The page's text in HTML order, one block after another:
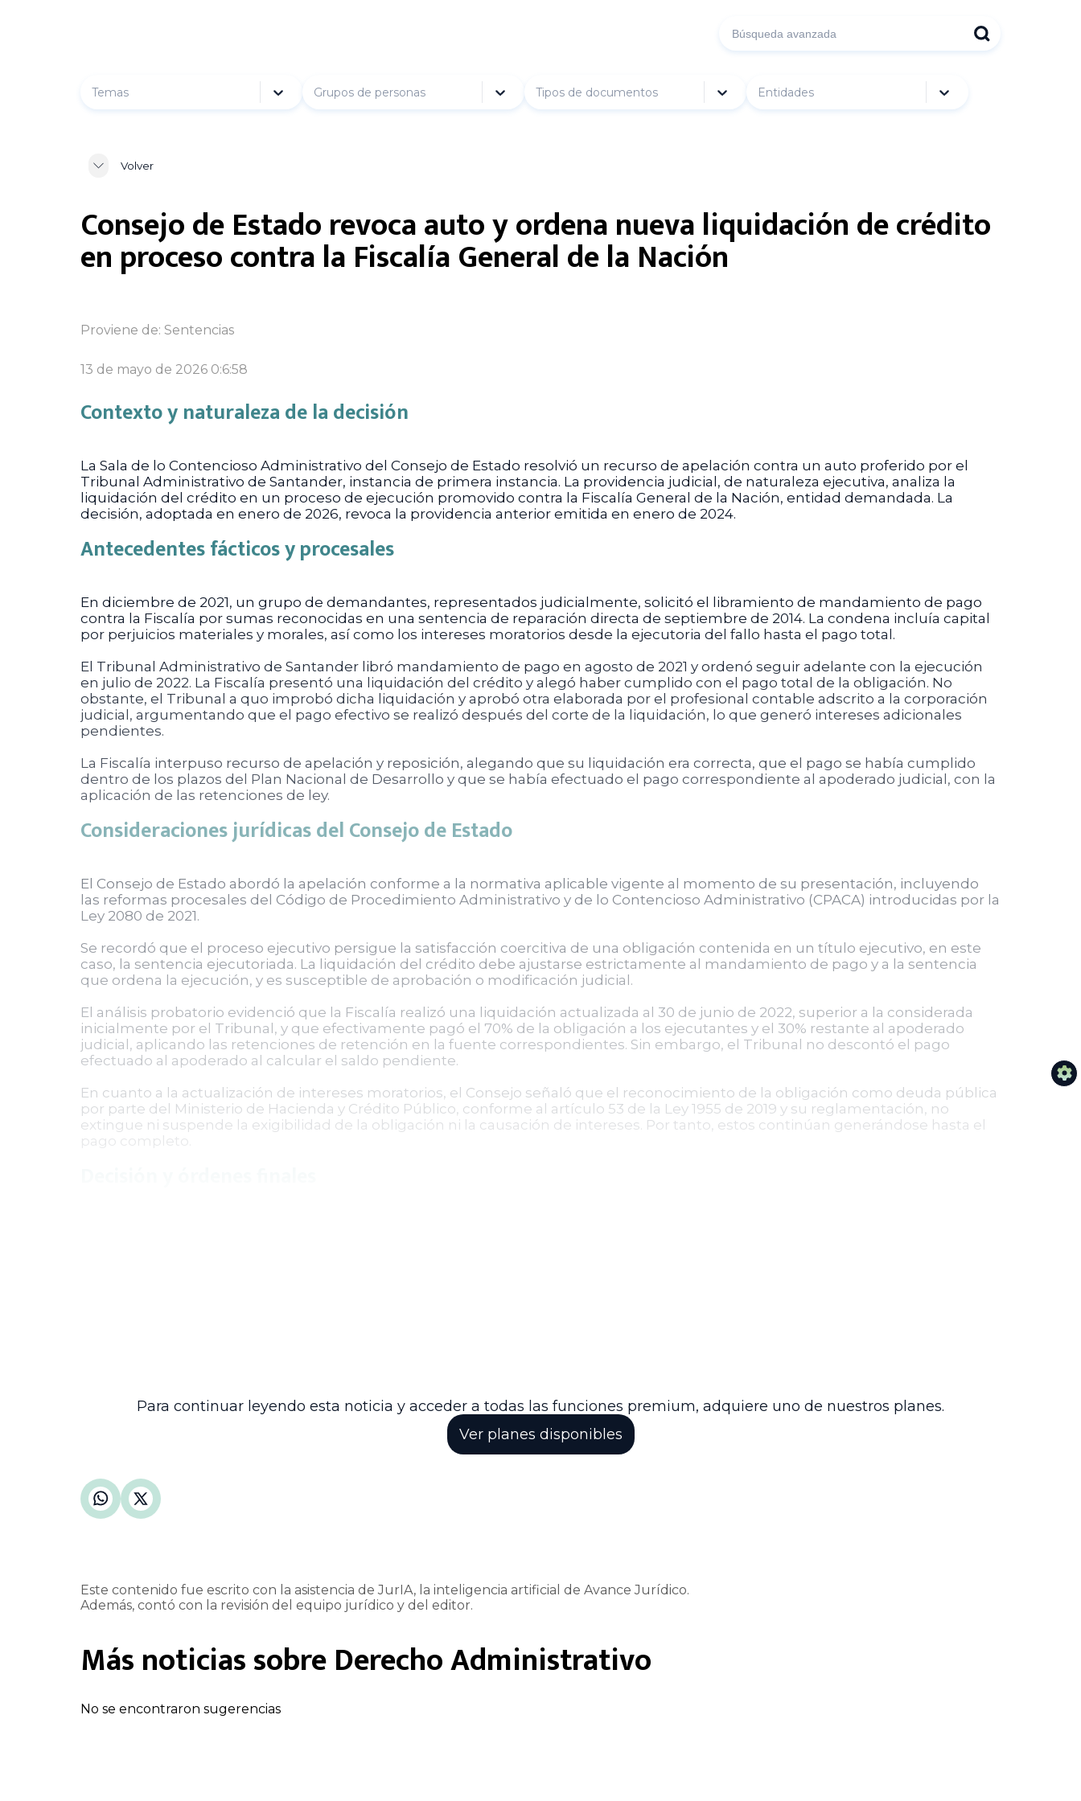
Temas Grupos de personas Tipos de documentos Entidades
Volver
Consejo de Estado revoca auto y ordena nueva liquidación de crédito
en proceso contra la Fiscalía General de la Nación
Proviene de: Sentencias
13 de mayo de 2026 0:6:58
Contexto y naturaleza de la decisión
La Sala de lo Contencioso Administrativo del Consejo de Estado resolvió un recurso de apelación contra un auto proferido por el
Tribunal Administrativo de Santander, instancia de primera instancia. La providencia judicial, de naturaleza ejecutiva, analiza la
liquidación del crédito en un proceso de ejecución promovido contra la Fiscalía General de la Nación, entidad demandada. La
decisión, adoptada en enero de 2026, revoca la providencia anterior emitida en enero de 2024.
Antecedentes fácticos y procesales
En diciembre de 2021, un grupo de demandantes, representados judicialmente, solicitó el libramiento de mandamiento de pago
contra la Fiscalía por sumas reconocidas en una sentencia de reparación directa de septiembre de 2014. La condena incluía capital
por perjuicios materiales y morales, así como los intereses moratorios desde la ejecutoria del fallo hasta el pago total.
El Tribunal Administrativo de Santander libró mandamiento de pago en agosto de 2021 y ordenó seguir adelante con la ejecución
en julio de 2022. La Fiscalía presentó una liquidación del crédito y alegó haber cumplido con el pago total de la obligación. No
obstante, el Tribunal a quo improbó dicha liquidación y aprobó otra elaborada por el profesional contable adscrito a la corporación
judicial, argumentando que el pago efectivo se realizó después del corte de la liquidación, lo que generó intereses adicionales
pendientes.
La Fiscalía interpuso recurso de apelación y reposición, alegando que su liquidación era correcta, que el pago se había cumplido
dentro de los plazos del Plan Nacional de Desarrollo y que se había efectuado el pago correspondiente al apoderado judicial, con la
aplicación de las retenciones de ley.
Consideraciones jurídicas del Consejo de Estado
El Consejo de Estado abordó la apelación conforme a la normativa aplicable vigente al momento de su presentación, incluyendo
las reformas procesales del Código de Procedimiento Administrativo y de lo Contencioso Administrativo (CPACA) introducidas por la
Ley 2080 de 2021.
Se recordó que el proceso ejecutivo persigue la satisfacción coercitiva de una obligación contenida en un título ejecutivo, en este
caso, la sentencia ejecutoriada. La liquidación del crédito debe ajustarse estrictamente al mandamiento de pago y a la sentencia
que ordena la ejecución, y es susceptible de aprobación o modificación judicial.
El análisis probatorio evidenció que la Fiscalía realizó una liquidación actualizada al 30 de junio de 2022, superior a la considerada
inicialmente por el Tribunal, y que efectivamente pagó el 70% de la obligación a los ejecutantes y el 30% restante al apoderado
judicial, aplicando las retenciones de retención en la fuente correspondientes. Sin embargo, el Tribunal no descontó el pago
efectuado al apoderado al calcular el saldo pendiente.
En cuanto a la actualización de intereses moratorios, el Consejo señaló que el reconocimiento de la obligación como deuda pública
por parte del Ministerio de Hacienda y Crédito Público, conforme al artículo 53 de la Ley 1955 de 2019 y su reglamentación, no
extingue ni suspende la exigibilidad de la obligación ni la causación de intereses. Por tanto, estos continúan generándose hasta el
pago completo.
Para continuar leyendo esta noticia y acceder a todas las funciones premium, adquiere uno de nuestros planes.
Ver planes disponibles
Este contenido fue escrito con la asistencia de JurIA, la inteligencia artificial de Avance Jurídico.
Además, contó con la revisión del equipo jurídico y del editor.
Más noticias sobreDerecho Administrativo
No se encontraron sugerencias